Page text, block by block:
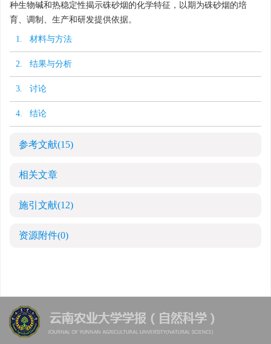
种生物碱和热稳定性揭示硃砂烟的化学特征，以期为硃砂烟的培
育、调制、生产和研发提供依据。
1. 材料与方法
2. 结果与分析
3. 讨论
4. 结论
参考文献(15)
相关文章
施引文献(12)
资源附件(0)